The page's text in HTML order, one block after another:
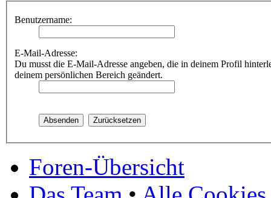
Benutzername:
E-Mail-Adresse:
Du musst die E-Mail-Adresse angeben, die in deinem Profil
deinem persönlichen Bereich geändert.
Foren-Übersicht